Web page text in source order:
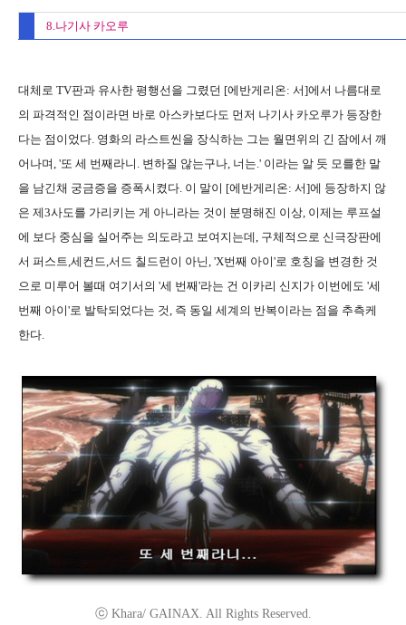
8.나기사 카오루
대체로 TV판과 유사한 평행선을 그렸던 [에반게리온: 서]에서 나름대로
의 파격적인 점이라면 바로 아스카보다도 먼저 나기사 카오루가 등장한
다는 점이었다. 영화의 라스트씬을 장식하는 그는 월면위의 긴 잠에서 깨
어나며, '또 세 번째라니. 변하질 않는구나, 너는.' 이라는 알 듯 모를한 말
을 남긴채 궁금증을 증폭시켰다. 이 말이 [에반게리온: 서]에 등장하지 않
은 제3사도를 가리키는 게 아니라는 것이 분명해진 이상, 이제는 루프설
에 보다 중심을 실어주는 의도라고 보여지는데, 구체적으로 신극장판에
서 퍼스트,세컨드,서드 칠드런이 아닌, 'X번째 아이'로 호칭을 변경한 것
으로 미루어 볼때 여기서의 '세 번째'라는 건 이카리 신지가 이번에도 '세
번째 아이'로 발탁되었다는 것, 즉 동일 세계의 반복이라는 점을 추측케
한다.
ⓒ Khara/ GAINAX. All Rights Reserved.